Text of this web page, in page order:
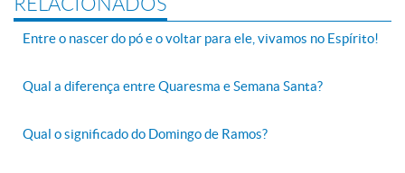
Entre o nascer do pó e o voltar para ele, vivamos no Espírito!
Qual a diferença entre Quaresma e Semana Santa?
Qual o significado do Domingo de Ramos?